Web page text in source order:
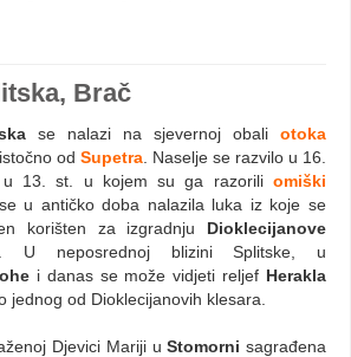
Brač
se nalazi na sjevernoj obali otoka
od Supetra . Naselje se razvilo u 16.
u 13. st. u kojem su ga razorili omiški
se u antičko doba nalazila luka iz koje se
korišten za izgradnju Dioklecijanove
. U neposrednoj blizini Splitske, u
i danas se može vidjeti reljef Herakla
jednog od Dioklecijanovih klesara.
Djevici Mariji uStomornisagrađena